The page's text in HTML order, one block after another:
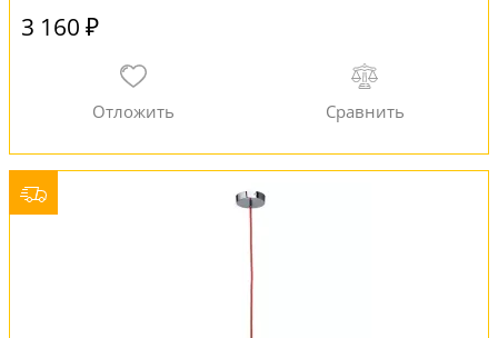
3 160 ₽